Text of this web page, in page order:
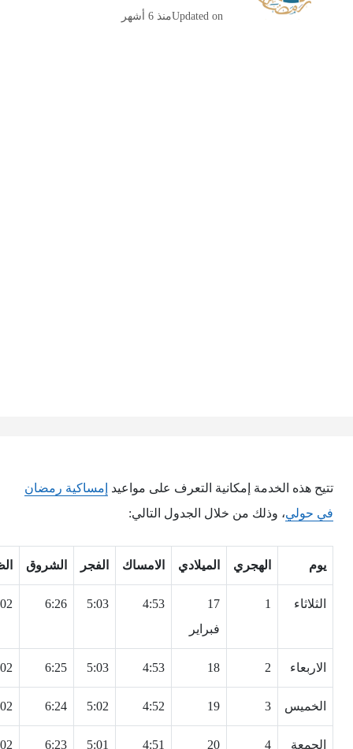
Updated onمنذ 6 أشهر
تتيح هذه الخدمة إمكانية التعرف على مواعيد إمساكية رمضان
في حولي، وذلك من خلال الجدول التالي:
يوم الهجري الميلادي الامساك الفجر الشروق
الثلاثاء 1
17
فبراير
4:53
5:03
6:26
الاربعاء 2
18
4:53
5:03
6:25
الخميس 3
19
4:52
5:02
6:24
الجمعة 4
20
4:51
5:01
6:23